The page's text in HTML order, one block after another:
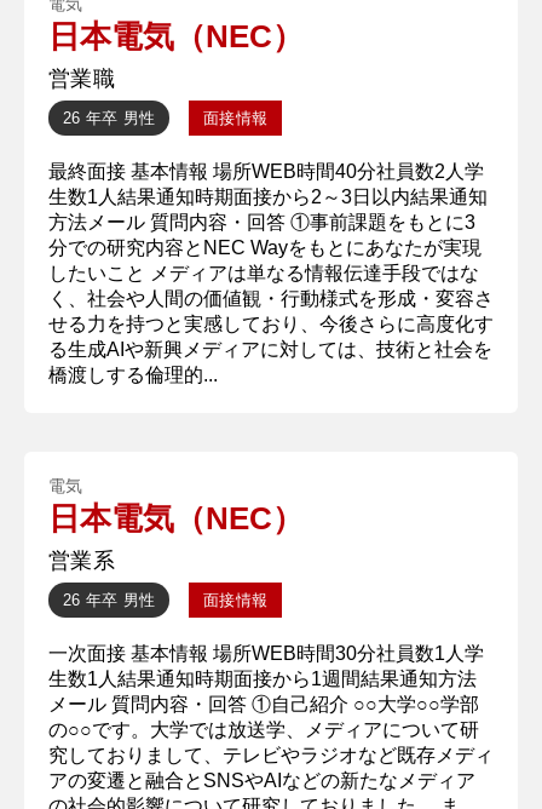
日本電気（NEC）
営業職
26 年卒 男性 面接情報
最終面接 基本情報 場所WEB時間40分社員数2人学
生数1人結果通知時期面接から2～3日以内結果通知
方法メール 質問内容・回答 ①事前課題をもとに3
分での研究内容とNEC Wayをもとにあなたが実現
したいこと メディアは単なる情報伝達手段ではな
く、社会や人間の価値観・行動様式を形成・変容さ
せる力を持つと実感しており、今後さらに高度化す
る生成AIや新興メディアに対しては、技術と社会を
橋渡しする倫理的...
電気
日本電気（NEC）
営業系
26 年卒 男性 面接情報
一次面接 基本情報 場所WEB時間30分社員数1人学
生数1人結果通知時期面接から1週間結果通知方法
メール 質問内容・回答 ①自己紹介 ○○大学○○学部
の○○です。大学では放送学、メディアについて研
究しておりまして、テレビやラジオなど既存メディ
アの変遷と融合とSNSやAIなどの新たなメディア